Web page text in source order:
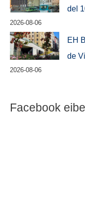
del
2026-08-06
EH
de
2026-08-06
Facebook